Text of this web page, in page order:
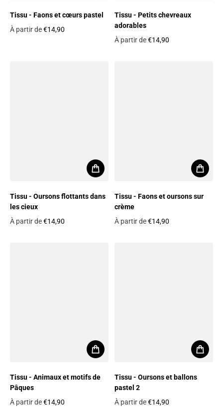
Tissu - Faons et cœurs pastel
À partir de€14,90
Tissu - Petits chevreaux
adorables
À partir de€14,90
Tissu - Oursons flottants dans
les cieux
À partir de€14,90
Tissu - Faons et oursons sur
crème
À partir de€14,90
Tissu - Animaux et motifs de
Pâques
À partir de€14,90
Tissu - Oursons et ballons
pastel 2
À partir de€14,90